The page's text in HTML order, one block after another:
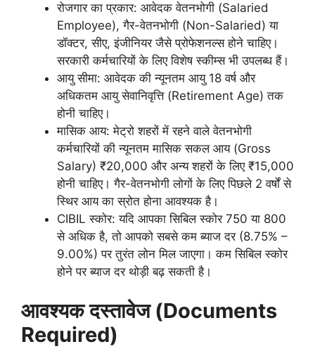
रोजगार का प्रकार: आवेदक वेतनभोगी (Salaried
Employee), गैर-वेतनभोगी (Non-Salaried) या
डॉक्टर, सीए, इंजीनियर जैसे प्रोफेशनल्स होने चाहिए।
सरकारी कर्मचारियों के लिए विशेष स्कीम्स भी उपलब्ध हैं।
आयु सीमा: आवेदक की न्यूनतम आयु 18 वर्ष और
अधिकतम आयु सेवानिवृत्ति (Retirement Age) तक
होनी चाहिए।
मासिक आय: मेट्रो शहरों में रहने वाले वेतनभोगी
कर्मचारियों की न्यूनतम मासिक सकल आय (Gross
Salary) ₹20,000 और अन्य शहरों के लिए ₹15,000
होनी चाहिए। गैर-वेतनभोगी लोगों के लिए पिछले 2 वर्षों से
स्थिर आय का स्रोत होना आवश्यक है।
CIBIL स्कोर: यदि आपका सिबिल स्कोर 750 या 800
से अधिक है, तो आपको सबसे कम ब्याज दर (8.75% –
9.00%) पर तुरंत लोन मिल जाएगा। कम सिबिल स्कोर
होने पर ब्याज दर थोड़ी बढ़ सकती है।
आवश्यक दस्तावेज (Documents
Required)